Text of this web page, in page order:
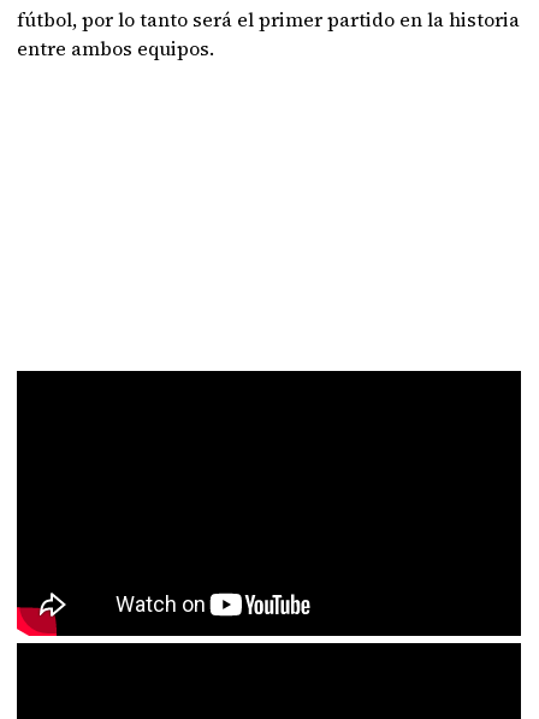
fútbol, por lo tanto será el primer partido en la historia
entre ambos equipos.